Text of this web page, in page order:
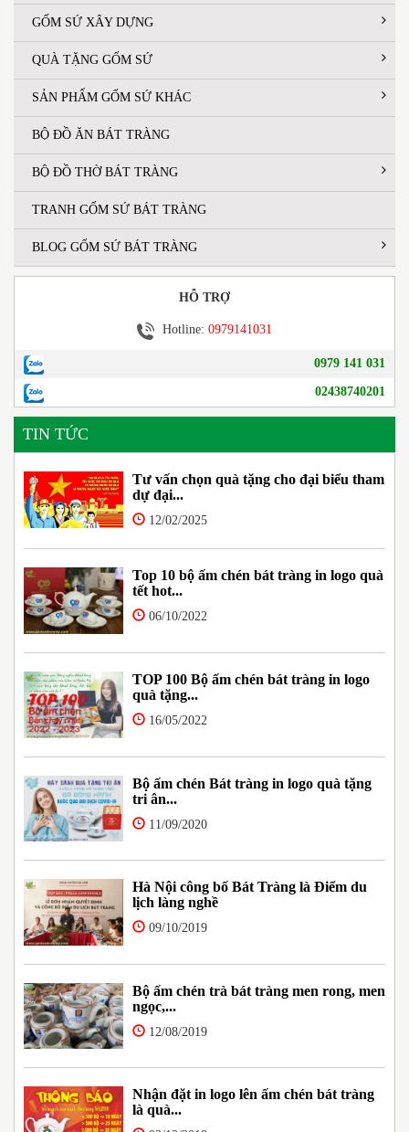
GỐM SỨ XÂY DỰNG
QUÀ TẶNG GỐM SỨ
SẢN PHẨM GỐM SỨ KHÁC
BỘ ĐỒ ĂN BÁT TRÀNG
BỘ ĐỒ THỜ BÁT TRÀNG
TRANH GỐM SỨ BÁT TRÀNG
BLOG GỐM SỨ BÁT TRÀNG
HỖ TRỢ
Hotline: 0979141031
0979 141 031
02438740201
TIN TỨC
Tư vấn chọn quà tặng cho đại biểu tham
dự đại...
12/02/2025
Top 10 bộ ấm chén bát tràng in logo quà
tết hot...
06/10/2022
TOP 100 Bộ ấm chén bát tràng in logo
quà tặng...
16/05/2022
Bộ ấm chén Bát tràng in logo quà tặng
tri ân...
11/09/2020
Hà Nội công bố Bát Tràng là Điểm du
lịch làng nghề
09/10/2019
Bộ ấm chén trà bát tràng men rong, men
ngọc,...
12/08/2019
Nhận đặt in logo lên ấm chén bát tràng
là quà...